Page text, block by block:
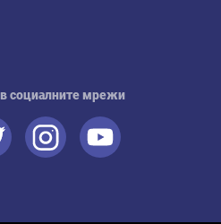
социалните мрежи